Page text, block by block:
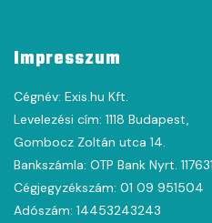
Impresszum
Cégnév: Exis.hu Kft.
Levelezési cím: 1118 Budapest,
Gombocz Zoltán utca 14.
Bankszámla: OTP Bank Nyrt.
Cégjegyzékszám: 01 09 951504
Adószám: 14453243243